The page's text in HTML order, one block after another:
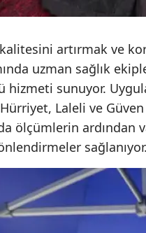
artırmak ve
uzman sağlık
sunuyor.
Hürriyet, Laleli ve
ölçümlerin ardından
sağlanıyor.